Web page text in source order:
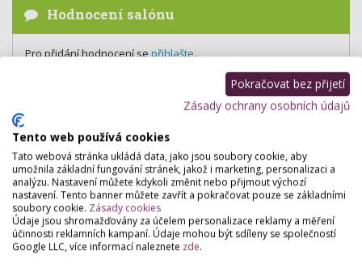
Hodnocení salónu
Pro přidání hodnocení sepřihlašte.
Pokračovat bez přijetí
Zásady ochrany osobních údajů
Tento web používá cookies
Tato webová stránka ukládá data, jako jsou soubory cookie, aby
umožnila základní fungování stránek, jakož i marketing, personalizaci a
analýzu. Nastavení můžete kdykoli změnit nebo přijmout výchozí
nastavení. Tento banner můžete zavřít a pokračovat pouze se základními
soubory cookie. Zásady cookies
Údaje jsou shromažďovány za účelem personalizace reklamy a měření
účinnosti reklamních kampaní. Údaje mohou být sdíleny se společností
Google LLC, více informací naleznete zde.